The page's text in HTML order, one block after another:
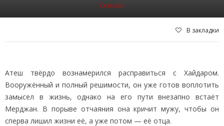
Онлайн
В закладки
Атеш твёрдо вознамерился расправиться с Хайдаром.
Вооружённый и полный решимости, он уже готов воплотить
замысел в жизнь, однако на его пути внезапно встаёт
Мерджан. В порыве отчаяния она кричит мужу, чтобы он
сперва лишил жизни её, а уже потом — её отца.